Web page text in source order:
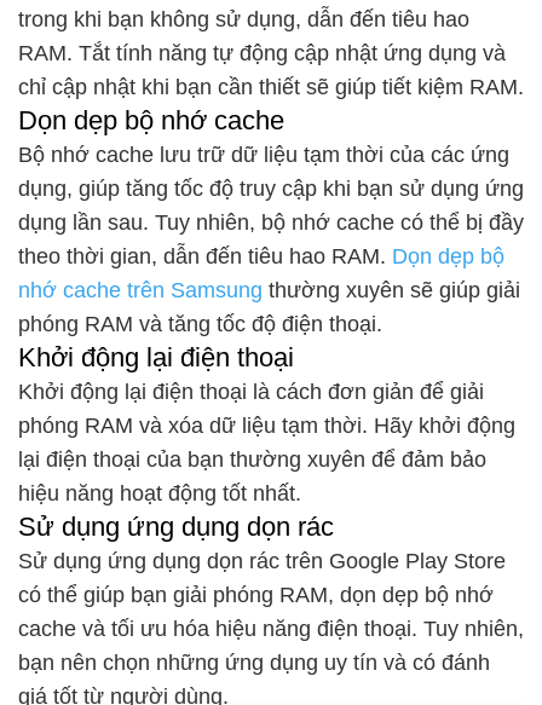
trong khi bạn không sử dụng, dẫn đến tiêu hao
RAM. Tắt tính năng tự động cập nhật ứng dụng và
chỉ cập nhật khi bạn cần thiết sẽ giúp tiết kiệm RAM.
Dọn dẹp bộ nhớ cache
Bộ nhớ cache lưu trữ dữ liệu tạm thời của các ứng
dụng, giúp tăng tốc độ truy cập khi bạn sử dụng ứng
dụng lần sau. Tuy nhiên, bộ nhớ cache có thể bị đầy
theo thời gian, dẫn đến tiêu hao RAM. Dọn dẹp bộ
nhớ cache trên Samsung thường xuyên sẽ giúp giải
phóng RAM và tăng tốc độ điện thoại.
Khởi động lại điện thoại
Khởi động lại điện thoại là cách đơn giản để giải
phóng RAM và xóa dữ liệu tạm thời. Hãy khởi động
lại điện thoại của bạn thường xuyên để đảm bảo
hiệu năng hoạt động tốt nhất.
Sử dụng ứng dụng dọn rác
Sử dụng ứng dụng dọn rác trên Google Play Store
có thể giúp bạn giải phóng RAM, dọn dẹp bộ nhớ
cache và tối ưu hóa hiệu năng điện thoại. Tuy nhiên,
bạn nên chọn những ứng dụng uy tín và có đánh
giá tốt từ người dùng.